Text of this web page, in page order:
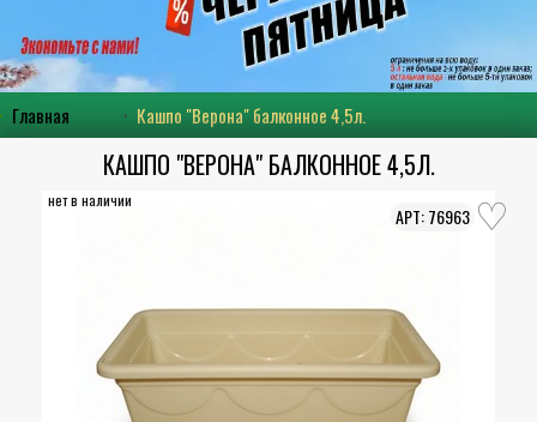
Главная Кашпо "Верона" балконное 4,5л.
КАШПО "ВЕРОНА" БАЛКОННОЕ 4,5Л.
нет в наличии
76963